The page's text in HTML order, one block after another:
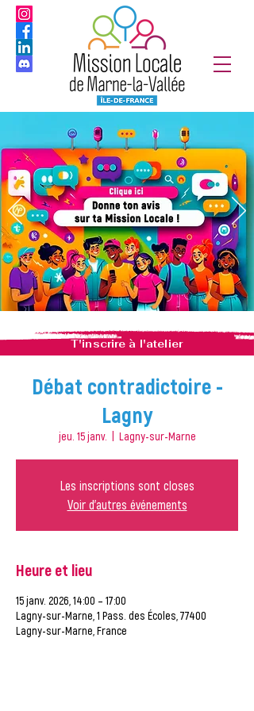
T'inscrire à l'atelier
Débat contradictoire -
Lagny
jeu. 15 janv. Lagny-sur-Marne
Les inscriptions sont closes
Voir d'autres événements
Heure et lieu
15 janv. 2026, 14:00 – 17:00
Lagny-sur-Marne, 1 Pass. des Écoles, 77400
Lagny-sur-Marne, France